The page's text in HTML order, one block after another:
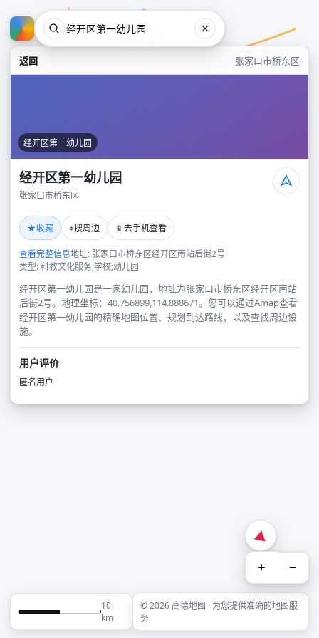
返回 张家口市桥东区
经开区第一幼儿园
经开区第一幼儿园
张家口市桥东区
★收藏 ⌖搜周边 📱 去手机查看
查看完整信息地址: 张家口市桥东区经开区南站后街2号
类型: 科教文化服务;学校;幼儿园
经开区第一幼儿园是一家幼儿园，地址为张家口市桥东区经开区南站
后街2号。地理坐标：40.756899,114.888671。您可以通过Amap查看
经开区第一幼儿园的精确地图位置、规划到达路线，以及查找周边设
施。
用户评价
匿名用户
+ −
10
km
© 2026 高德地图 · 为您提供准确的地图服
务